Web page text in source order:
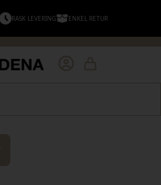
RASK LEVERING ENKEL RETUR